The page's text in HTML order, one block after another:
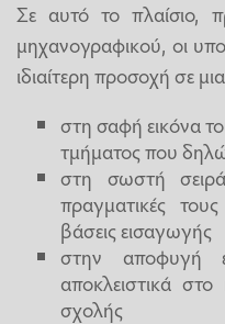
Σε αυτό το πλαίσιο,
μηχανογραφικού, οι
ιδιαίτερη προσοχή σε
στη σαφή εικόνα
τμήματος που
στη σωστή
πραγματικές
βάσεις εισαγωγής
στην αποφυγή
αποκλειστικά
σχολής